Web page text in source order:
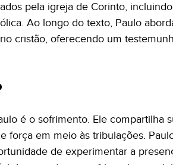
pela igreja de Corinto,
Ao longo do texto, Paulo
cristão, oferecendo um
é o sofrimento. Ele compartilha
força em meio às tribulações.
de experimentar a